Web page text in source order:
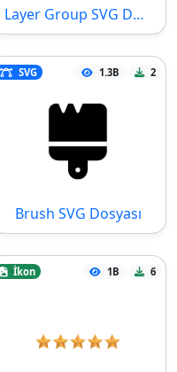
Layer Group SVG Dosyası
SVG 1.3B 2
Brush SVG Dosyası
İkon 1B 6